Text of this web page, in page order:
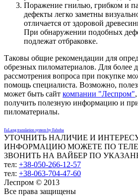
Поражение гнилью, грибком и
дефекты легко заметны
отличается от здоровой
При обнаружении подобных
подлежат отбраковке.
Таковы общие рекомендации для
обрезных пиломатериалов. Для более
рассмотрения вопроса при покупке
помощь специалиста. Возможно,
может быть сайт компании "Леспром"
получить полезную информацию и
пиломатериалы.
FaLang translation system by Faboba
УТОЧНИТЬ НАЛИЧИЕ И
ИНФОРМАЦИЮ МОЖЕТЕ ПО
ЗВОНИТЬ НА ВАЙБЕР ПО
тел: +38-050-266-12-57
тел: +38-063-704-47-60
Леспром © 2013
Все права защищены